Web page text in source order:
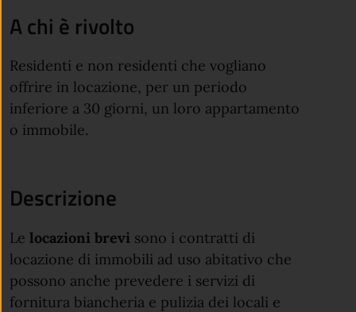
A chi è rivolto
Residenti e non residenti che vogliano
offrire in locazione, per un periodo
inferiore a 30 giorni, un loro appartamento
o immobile.
Descrizione
Le locazioni brevi sono i contratti di
locazione di immobili ad uso abitativo che
possono anche prevedere i servizi di
fornitura biancheria e pulizia dei locali e